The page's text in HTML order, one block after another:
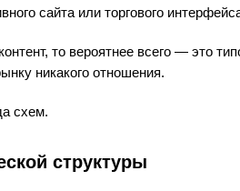
сайта или торгового
то вероятнее всего — это
никакого отношения.
схем.
структуры